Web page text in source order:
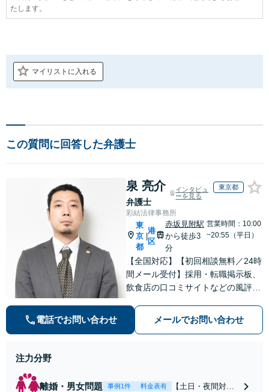
たします。
マイリストに入れる
この質問に回答した弁護士
泉 亮介
弁護士
インタビュ
ーを見る
東京都
彩結法律事務所
東
京
都
港
区
赤坂見附駅
から徒歩3
分
営業時間：10:00
~20:55（平日）
【全国対応】【初回相談無料／24時
間メール受付】採用・転職掲示板、
飲食店の口コミサイトなどの風評被
の種類を問わず相談可。可能な限り
早期対応で駆けつけサポート【労
電話でお問い合わせ メールでお問い合わせ
注力分野
離婚・男女問題 事例1件 料金表有
【土日・夜間対応